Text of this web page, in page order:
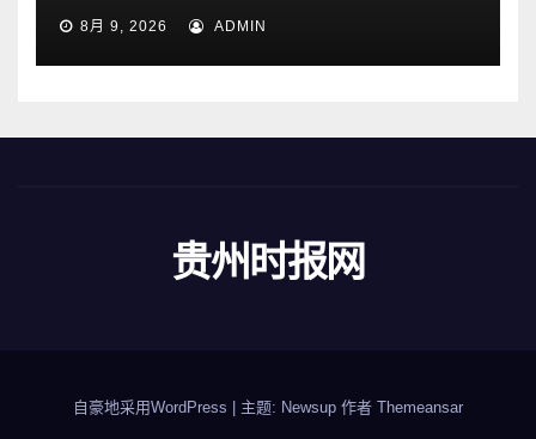
8月 9, 2026 ADMIN
贵州时报网
自豪地采用WordPress 主题: Newsup 作者 Themeansar